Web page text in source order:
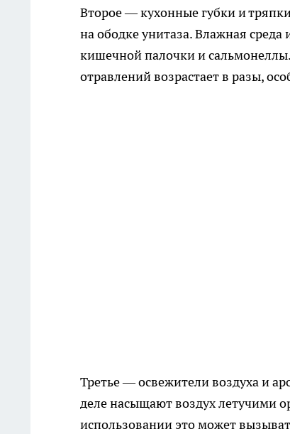
Второе — кухонные губки и
на ободке унитаза. Влажная
кишечной палочки и
отравлений возрастает в разы,
Третье — освежители воздуха и
деле насыщают воздух летучими
использовании это может